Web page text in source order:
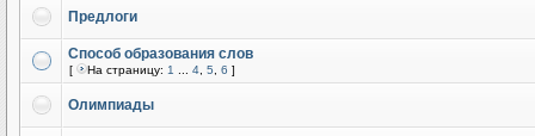
Предлоги
Способ образования слов
[ На страницу: 1 4 5 6 ]
Олимпиады